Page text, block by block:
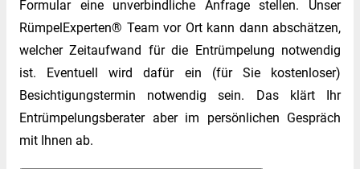
Formular eine unverbindliche Anfrage stellen. Unser
RümpelExperten® Team vor Ort kann dann abschätzen,
welcher Zeitaufwand für die Entrümpelung notwendig
ist. Eventuell wird dafür ein (für Sie kostenloser)
Besichtigungstermin notwendig sein. Das klärt Ihr
Entrümpelungsberater aber im persönlichen Gespräch
mit Ihnen ab.